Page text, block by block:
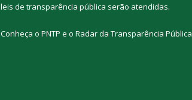
leis de transparência pública serão atendidas.
Conheça o PNTP e o Radar da Transparência Pública